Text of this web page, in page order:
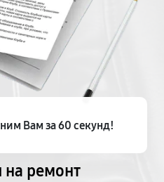
на ремонт
Вам за 60 секунд!